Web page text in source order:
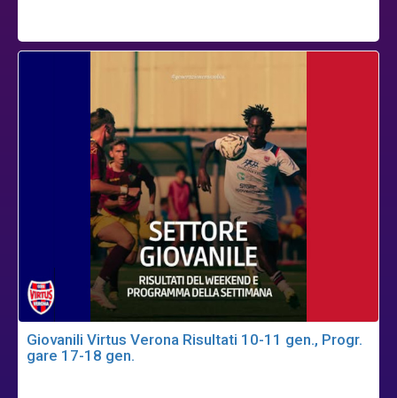
Giovanili Virtus Verona Risultati 10-11 gen., Progr.
gare 17-18 gen.